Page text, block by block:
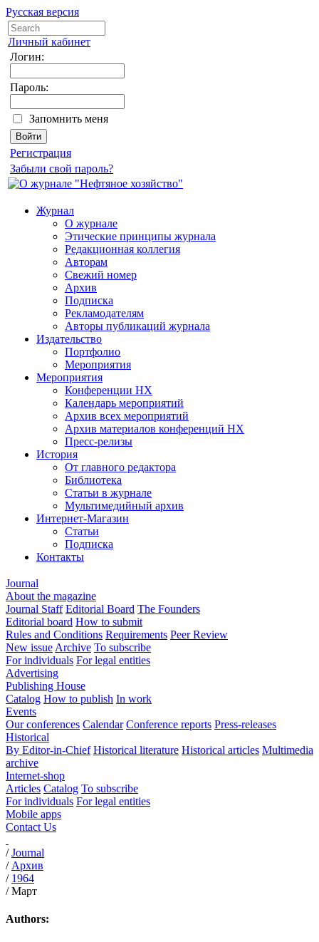
Русская версия
Личный кабинет
Логин:
Пароль:
Запомнить меня
Регистрация
Забыли свой пароль?
Журнал
О журнале
Этические принципы журнала
Редакционная коллегия
Авторам
Свежий номер
Архив
Подписка
Рекламодателям
Авторы публикаций журнала
Издательство
Портфолио
Мероприятия
Мероприятия
Конференции НХ
Календарь мероприятий
Архив всех мероприятий
Архив материалов конференций НХ
Пресс-релизы
История
От главного редактора
Библиотека
Статьи в журнале
Мультимедийный архив
Интернет-Магазин
Статьи
Подписка
Контакты
Journal
About the magazine
Journal Staff Editorial Board The Founders
Editorial board How to submit
Rules and Conditions Requirements Peer Review
New issue Archive To subscribe
For individuals For legal entities
Advertising
Publishing House
Catalog How to publish In work
Events
Our conferences Calendar Conference reports Press-releases
Historical
By Editor-in-Chief Historical literature Historical articles Multimedia
archive
Internet-shop
Articles Catalog To subscribe
For individuals For legal entities
Mobile apps
Contact Us
/Journal
/ Архив
/ 1964
/Март
Authors: